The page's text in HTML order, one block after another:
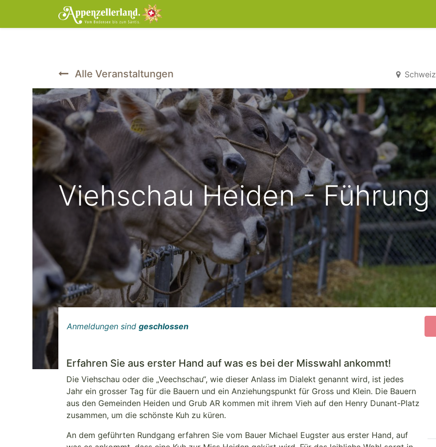
Alle Veranstaltungen Schweiz
Viehschau Heiden - Führung
Anmeldungen sind geschlossen
Erfahren Sie aus erster Hand auf was es bei der Misswahl ankommt!
Die Viehschau oder die „Veechschau“, wie dieser Anlass im Dialekt genannt wird, ist jedes
Jahr ein grosser Tag für die Bauern und ein Anziehungspunkt für Gross und Klein. Die Bauern
aus den Gemeinden Heiden und Grub AR kommen mit ihrem Vieh auf den Henry Dunant-Platz
zusammen, um die schönste Kuh zu küren.
An dem geführten Rundgang erfahren Sie vom Bauer Michael Eugster aus erster Hand, auf